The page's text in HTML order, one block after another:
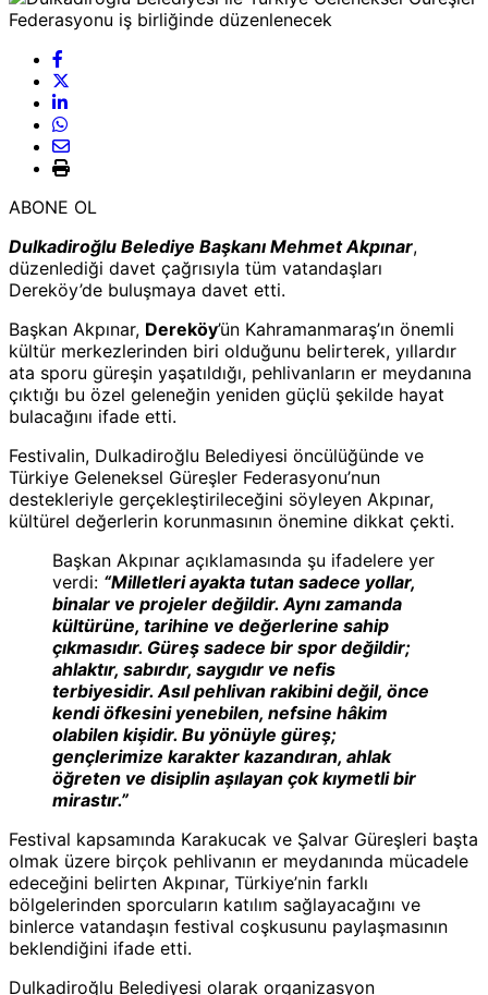
ABONE OL
Dulkadiroğlu Belediye Başkanı Mehmet Akpınar,
düzenlediği davet çağrısıyla tüm vatandaşları
Dereköy’de buluşmaya davet etti.
Başkan Akpınar, Dereköy’ün Kahramanmaraş’ın önemli
kültür merkezlerinden biri olduğunu belirterek, yıllardır
ata sporu güreşin yaşatıldığı, pehlivanların er meydanına
çıktığı bu özel geleneğin yeniden güçlü şekilde hayat
bulacağını ifade etti.
Festivalin, Dulkadiroğlu Belediyesi öncülüğünde ve
Türkiye Geleneksel Güreşler Federasyonu’nun
destekleriyle gerçekleştirileceğini söyleyen Akpınar,
kültürel değerlerin korunmasının önemine dikkat çekti.
Başkan Akpınar açıklamasında şu ifadelere yer
verdi: “Milletleri ayakta tutan sadece yollar,
binalar ve projeler değildir. Aynı zamanda
kültürüne, tarihine ve değerlerine sahip
çıkmasıdır. Güreş sadece bir spor değildir;
ahlaktır, sabırdır, saygıdır ve nefis
terbiyesidir. Asıl pehlivan rakibini değil, önce
kendi öfkesini yenebilen, nefsine hâkim
olabilen kişidir. Bu yönüyle güreş;
gençlerimize karakter kazandıran, ahlak
öğreten ve disiplin aşılayan çok kıymetli bir
mirastır.”
Festival kapsamında Karakucak ve Şalvar Güreşleri başta
olmak üzere birçok pehlivanın er meydanında mücadele
edeceğini belirten Akpınar, Türkiye’nin farklı
bölgelerinden sporcuların katılım sağlayacağını ve
binlerce vatandaşın festival coşkusunu paylaşmasının
beklendiğini ifade etti.
Dulkadiroğlu Belediyesi olarak organizasyon